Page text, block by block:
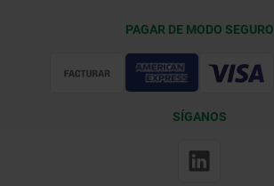
PAGAR DE MODO SEGURO
SÍGANOS